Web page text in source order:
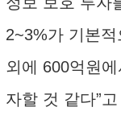
2~3%가 기본적
외에 600억원
자할 것 같다”